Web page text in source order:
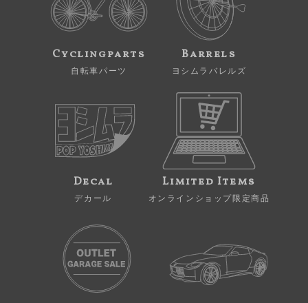
Cyclingparts
自転車パーツ
Barrels
ヨシムラバレルズ
Decal
デカール
Limited Items
オンラインショップ限定商品